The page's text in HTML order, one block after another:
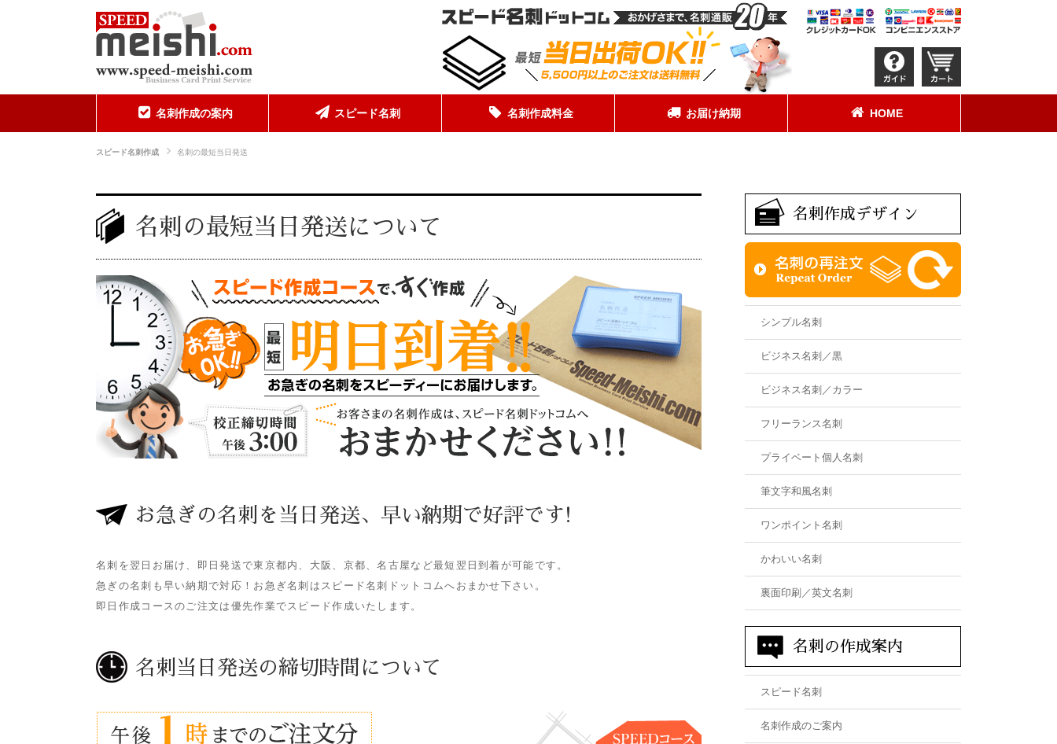
名刺作成の案内 スピード名刺 名刺作成料金 お届け納期 HOME
スピード名刺作成 名刺の最短当日発送
名刺の最短当日発送について
お急ぎの名刺を当日発送、早い納期で好評です!
名刺を翌日お届け、即日発送で東京都内、大阪、京都、名古屋など最短翌日到着が可能です。
急ぎの名刺も早い納期で対応！お急ぎ名刺はスピード名刺ドットコムへおまかせ下さい。
即日作成コースのご注文は優先作業でスピード作成いたします。
名刺当日発送の締切時間について
名刺作成デザイン
シンプル名刺
ビジネス名刺／黒
ビジネス名刺／カラー
フリーランス名刺
プライベート個人名刺
筆文字和風名刺
ワンポイント名刺
かわいい名刺
裏面印刷／英文名刺
名刺の作成案内
スピード名刺
名刺作成のご案内